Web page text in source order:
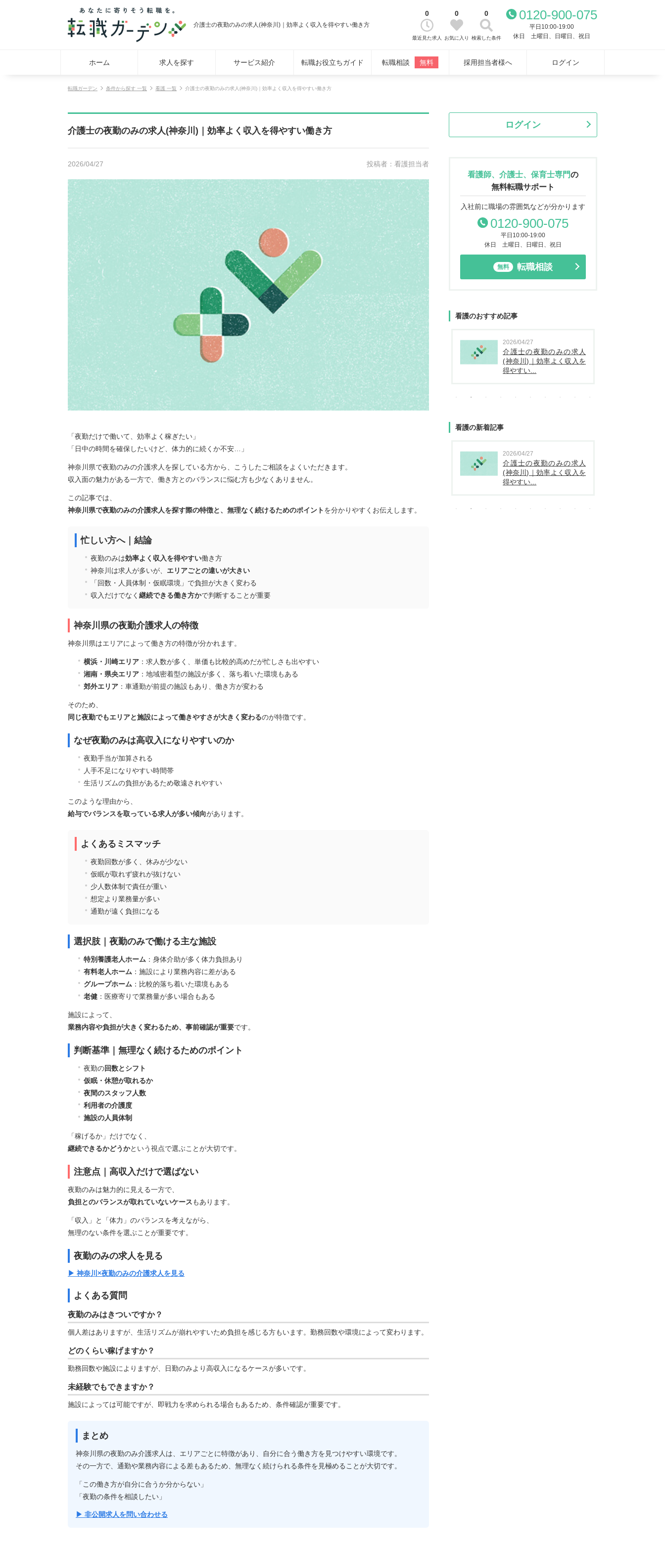
介護士の夜勤のみの求人(神奈川)｜効率よく収入を得やすい働き方
0
最近見た求人
0
お気に入り
0
検索した条件
0120-900-075
平日10:00-19:00
休日 土曜日、日曜日、祝日
ホーム 求人を探す サービス紹介 転職お役立ちガイド 転職相談 無料 採用担当者様へ ログイン
転職ガーデン 条件から探す 一覧 看護 一覧 介護士の夜勤のみの求人(神奈川)｜効率よく収入を得やすい働き方
介護士の夜勤のみの求人(神奈川)｜効率よく収入を得やすい働き方
2026/04/27 投稿者：看護担当者
「夜勤だけで働いて、効率よく稼ぎたい」
「日中の時間を確保したいけど、体力的に続くか不安…」
神奈川県で夜勤のみの介護求人を探している方から、こうしたご相談をよくいただきます。
収入面の魅力がある一方で、働き方とのバランスに悩む方も少なくありません。
この記事では、
神奈川県で夜勤のみの介護求人を探す際の特徴と、無理なく続けるためのポイントを分かりやすくお伝えします。
忙しい方へ｜結論
夜勤のみは効率よく収入を得やすい働き方
神奈川は求人が多いが、 エリアごとの違いが大きい
「回数・人員体制・仮眠環境」で負担が大きく変わる
収入だけでなく 継続できる働き方かで判断することが重要
神奈川県の夜勤介護求人の特徴
神奈川県はエリアによって働き方の特徴が分かれます。
横浜・川崎エリア ：求人数が多く、単価も比較的高めだが忙しさも出やすい
湘南・県央エリア ：地域密着型の施設が多く、落ち着いた環境もある
郊外エリア ：車通勤が前提の施設もあり、働き方が変わる
そのため、
同じ夜勤でもエリアと施設によって働きやすさが大きく変わるのが特徴です。
なぜ夜勤のみは高収入になりやすいのか
夜勤手当が加算される
人手不足になりやすい時間帯
生活リズムの負担があるため敬遠されやすい
このような理由から、
給与でバランスを取っている求人が多い傾向があります。
よくあるミスマッチ
夜勤回数が多く、休みが少ない
仮眠が取れず疲れが抜けない
少人数体制で責任が重い
想定より業務量が多い
通勤が遠く負担になる
選択肢｜夜勤のみで働ける主な施設
特別養護老人ホーム ：身体介助が多く体力負担あり
有料老人ホーム ：施設により業務内容に差がある
グループホーム ：比較的落ち着いた環境もある
老健 ：医療寄りで業務量が多い場合もある
施設によって、
業務内容や負担が大きく変わるため、事前確認が重要です。
判断基準｜無理なく続けるためのポイント
夜勤の回数とシフト
仮眠・休憩が取れるか
夜間のスタッフ人数
利用者の介護度
施設の人員体制
「稼げるか」だけでなく、
継続できるかどうかという視点で選ぶことが大切です。
注意点｜高収入だけで選ばない
夜勤のみは魅力的に見える一方で、
負担とのバランスが取れていないケースもあります。
「収入」と「体力」のバランスを考えながら、
無理のない条件を選ぶことが重要です。
夜勤のみの求人を見る
▶ 神奈川×夜勤のみの介護求人を見る
よくある質問
夜勤のみはきついですか？
個人差はありますが、生活リズムが崩れやすいため負担を感じる方もいます。勤務回数や環境によって変わります。
どのくらい稼げますか？
勤務回数や施設によりますが、日勤のみより高収入になるケースが多いです。
未経験でもできますか？
施設によっては可能ですが、即戦力を求められる場合もあるため、条件確認が重要です。
まとめ
神奈川県の夜勤のみ介護求人は、エリアごとに特徴があり、自分に合う働き方を見つけやすい環境です。
その一方で、通勤や業務内容による差もあるため、無理なく続けられる条件を見極めることが大切です。
「この働き方が自分に合うか分からない」
「夜勤の条件を相談したい」
▶ 非公開求人を問い合わせる
ログイン
看護師、介護士、保育士専門の
無料転職サポート
入社前に職場の雰囲気などが分かります
0120-900-075
平日10:00-19:00
休日 土曜日、日曜日、祝日
無料 転職相談
看護のおすすめ記事
2026/03/27
神奈川県｜訪問看護ステ
ーションで働く魅力は？
2026/04/28
東京都｜訪問看護ステー
ションで働く魅力は？
2026/04/27
介護士の夜勤のみの求人
(神奈川)｜効率よく収入を
得やすい...
看護の新着記事
2023/07/07
コールセンター業務を希
望される方へ
2026/04/27
介護士の夜勤のみの求人
(神奈川)｜効率よく収入を
得やすい...